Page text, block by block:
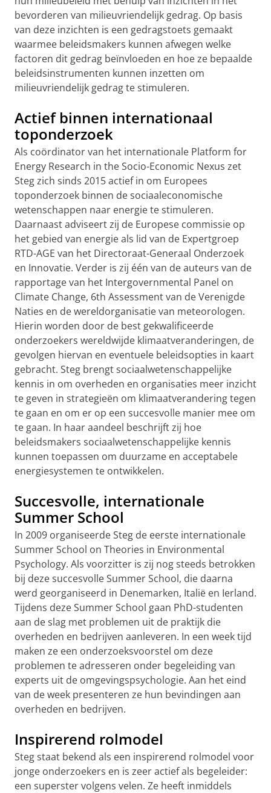
bevorderen van milieuvriendelijk gedrag. Op basis
van deze inzichten is een gedragstoets gemaakt
waarmee beleidsmakers kunnen afwegen welke
factoren dit gedrag beïnvloeden en hoe ze bepaalde
beleidsinstrumenten kunnen inzetten om
milieuvriendelijk gedrag te stimuleren.
Actief binnen internationaal
toponderzoek
Als coördinator van het internationale Platform for
Energy Research in the Socio-Economic Nexus zet
Steg zich sinds 2015 actief in om Europees
toponderzoek binnen de sociaaleconomische
wetenschappen naar energie te stimuleren.
Daarnaast adviseert zij de Europese commissie op
het gebied van energie als lid van de Expertgroep
RTD-AGE van het Directoraat-Generaal Onderzoek
en Innovatie. Verder is zij één van de auteurs van de
rapportage van het Intergovernmental Panel on
Climate Change, 6th Assessment van de Verenigde
Naties en de wereldorganisatie van meteorologen.
Hierin worden door de best gekwalificeerde
onderzoekers wereldwijde klimaatveranderingen, de
gevolgen hiervan en eventuele beleidsopties in kaart
gebracht. Steg brengt sociaalwetenschappelijke
kennis in om overheden en organisaties meer inzicht
te geven in strategieën om klimaatverandering tegen
te gaan en om er op een succesvolle manier mee om
te gaan. In haar aandeel beschrijft zij hoe
beleidsmakers sociaalwetenschappelijke kennis
kunnen toepassen om duurzame en acceptabele
energiesystemen te ontwikkelen.
Succesvolle, internationale
Summer School
In 2009 organiseerde Steg de eerste internationale
Summer School on Theories in Environmental
Psychology. Als voorzitter is zij nog steeds betrokken
bij deze succesvolle Summer School, die daarna
werd georganiseerd in Denemarken, Italië en Ierland.
Tijdens deze Summer School gaan PhD-studenten
aan de slag met problemen uit de praktijk die
overheden en bedrijven aanleveren. In een week tijd
maken ze een onderzoeksvoorstel om deze
problemen te adresseren onder begeleiding van
experts uit de omgevingspsychologie. Aan het eind
van de week presenteren ze hun bevindingen aan
overheden en bedrijven.
Inspirerend rolmodel
Steg staat bekend als een inspirerend rolmodel voor
jonge onderzoekers en is zeer actief als begeleider:
een superster volgens velen. Ze heeft inmiddels